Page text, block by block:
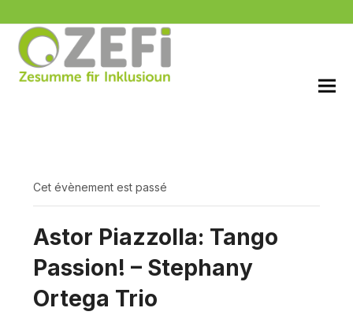
Cet évènement est passé
Astor Piazzolla: Tango
Passion! – Stephany
Ortega Trio